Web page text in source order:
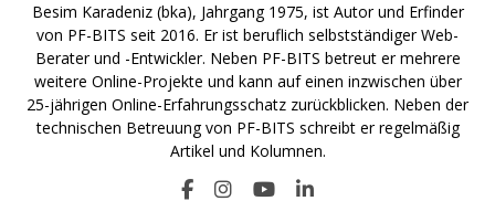
Besim Karadeniz (bka), Jahrgang 1975, ist Autor und Erfinder
von PF-BITS seit 2016. Er ist beruflich selbstständiger Web-
Berater und -Entwickler. Neben PF-BITS betreut er mehrere
weitere Online-Projekte und kann auf einen inzwischen über
25-jährigen Online-Erfahrungsschatz zurückblicken. Neben der
technischen Betreuung von PF-BITS schreibt er regelmäßig
Artikel und Kolumnen.